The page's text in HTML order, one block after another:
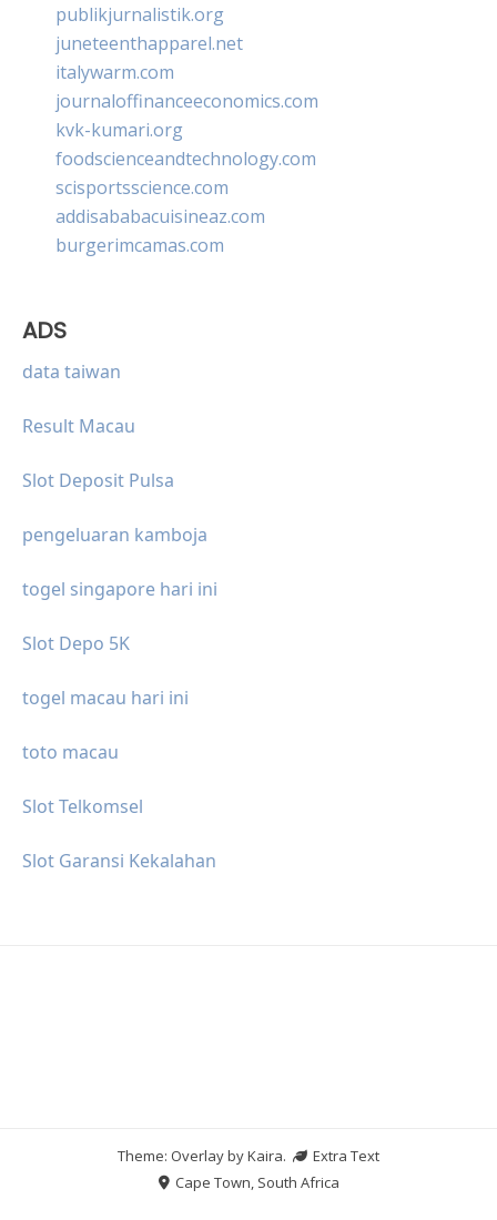
publikjurnalistik.org
juneteenthapparel.net
italywarm.com
journaloffinanceeconomics.com
kvk-kumari.org
foodscienceandtechnology.com
scisportsscience.com
addisababacuisineaz.com
burgerimcamas.com
ADS
data taiwan
Result Macau
Slot Deposit Pulsa
pengeluaran kamboja
togel singapore hari ini
Slot Depo 5K
togel macau hari ini
toto macau
Slot Telkomsel
Slot Garansi Kekalahan
Theme: Overlay byKaira.
Extra Text
Cape Town, South Africa